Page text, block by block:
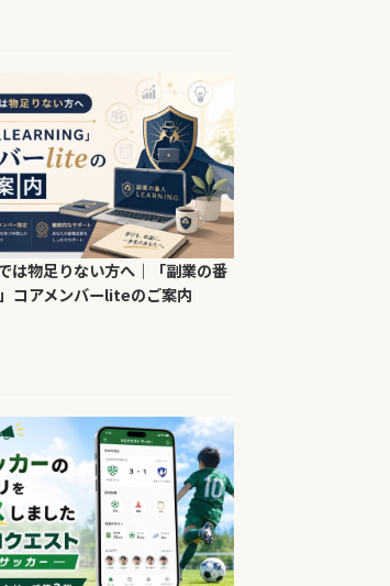
は物足りない方へ｜「副業の番
コアメンバーliteのご案内